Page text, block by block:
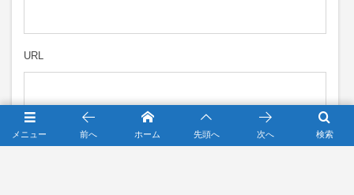
URL
次回のコメントで使用するためブラウザーに自分の名前、メ
メニュー 検索
前へ ホーム 先頭へ 次へ